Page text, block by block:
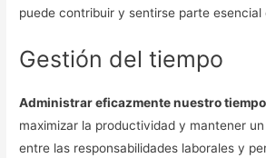
puede contribuir y sentirse parte esencial
Gestión del tiempo
Administrar eficazmente nuestro tiempo
maximizar la productividad y mantener
entre las responsabilidades laborales y